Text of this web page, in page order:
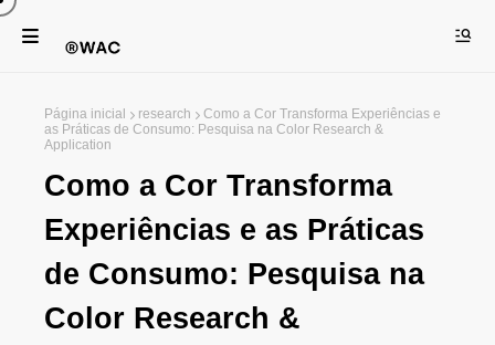
Página inicial research
Como a Cor Transforma Experiências e
as Práticas de Consumo: Pesquisa na Color Research &
Application
Como a Cor Transforma
Experiências e as Práticas
de Consumo: Pesquisa na
Color Research &